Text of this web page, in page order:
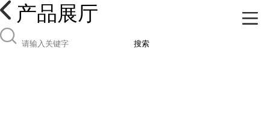
产品展厅
搜索